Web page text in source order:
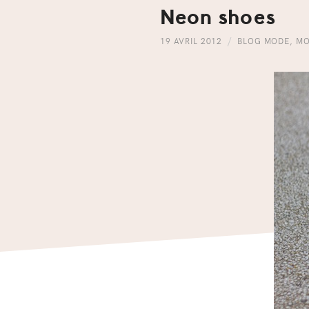
Neon shoes
19 AVRIL 2012 BLOG MODE